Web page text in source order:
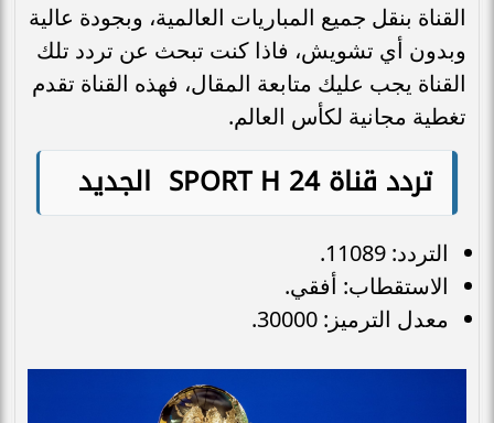
القناة بنقل جميع المباريات العالمية، وبجودة عالية
وبدون أي تشويش، فاذا كنت تبحث عن تردد تلك
القناة يجب عليك متابعة المقال، فهذه القناة تقدم
تغطية مجانية لكأس العالم.
تردد قناة SPORT H 24 الجديد
التردد: 11089.
الاستقطاب: أفقي.
معدل الترميز: 30000.